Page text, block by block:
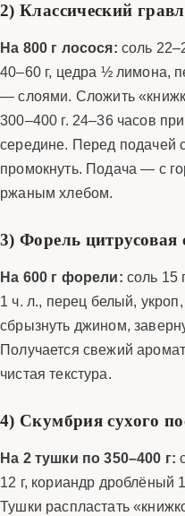
2) Классический
На 800 г лосося: соль
40–60 г, цедра ½ лимона,
— слоями. Сложить
300–400 г. 24–36 часов
середине. Перед подачей
промокнуть. Подача — с
ржаным хлебом.
3) Форель
На 600 г форели: соль 15
1 ч. л., перец белый,
сбрызнуть джином,
Получается свежий
чистая текстура.
4) Скумбрия сухого
На 2 тушки по 350–400 г:
12 г, кориандр дроблёный
Тушки распластать